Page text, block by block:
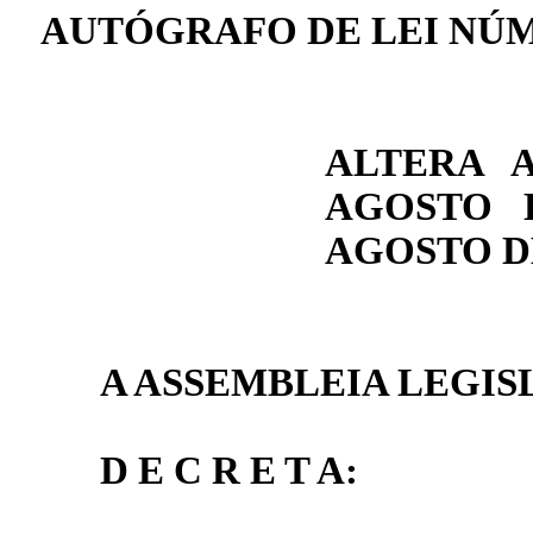
AUTÓGRAFO DE LEI
ALTERA
AGOSTO
A ASSEMBLEIA
D E C R E T A: